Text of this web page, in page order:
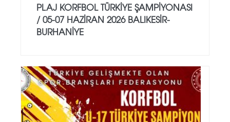
PLAJ KORFBOL TÜRKİYE ŞAMPİYONASI
/ 05-07 HAZİRAN 2026 BALIKESİR-
BURHANİYE